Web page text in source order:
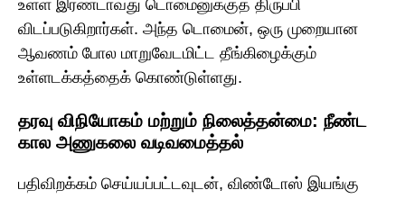
உள்ள இரண்டாவது டொமைனுக்குத் திருப்பி
விடப்படுகிறார்கள். அந்த டொமைன், ஒரு முறையான
ஆவணம் போல மாறுவேடமிட்ட தீங்கிழைக்கும்
உள்ளடக்கத்தைக் கொண்டுள்ளது.
தரவு விநியோகம் மற்றும் நிலைத்தன்மை: நீண்ட
கால அணுகலை வடிவமைத்தல்
பதிவிறக்கம் செய்யப்பட்டவுடன், விண்டோஸ் இயங்கு